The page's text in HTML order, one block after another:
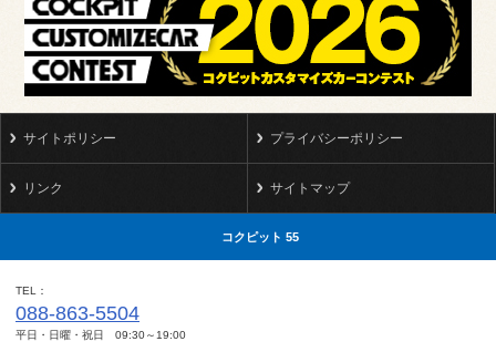
サイトポリシー プライバシーポリシー
リンク サイトマップ
コクピット 55
TEL
088-863-5504
平日・日曜・祝日 09:30～19:00